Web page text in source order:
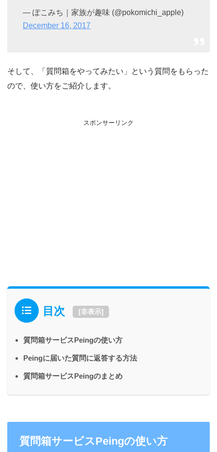
— ぽこみち｜家族が趣味 (@pokomichi_apple)
December 16, 2017
そして、「質問箱をやってみたい」という質問をもらった
ので、使い方をご紹介します。
スポンサーリンク
目次 [非表示]
質問箱サービスPeingの使い方
Peingに届いた質問に返答する方法
質問箱サービスPeingのまとめ
質問箱サービスPeingの使い方